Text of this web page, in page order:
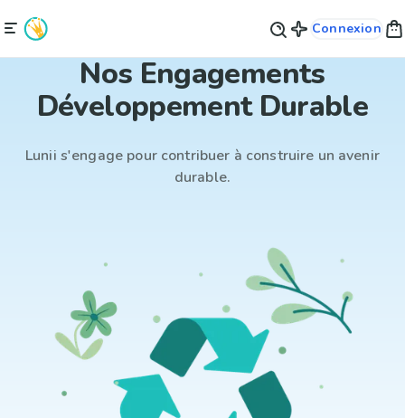
Connexion
Nos Engagements
Développement Durable
Lunii s'engage pour contribuer à construire un avenir
durable.